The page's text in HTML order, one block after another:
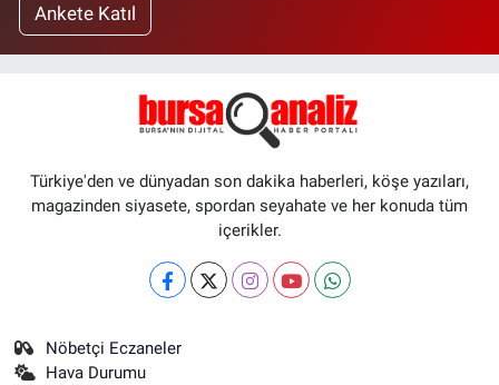
Ankete Katıl
Türkiye'den ve dünyadan son dakika haberleri, köşe yazıları,
magazinden siyasete, spordan seyahate ve her konuda tüm
içerikler.
Nöbetçi Eczaneler
Hava Durumu